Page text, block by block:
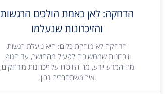
הדחקה: לאן באמת הולכים הרגשות
והזיכרונות שנעלמו
הדחקה לא מוחקת כלום: היא נועלת רגשות
וזיכרונות שממשיכים לפעול מהחושך, עד הגוף.
מה המדע יודע, מה הוויכוח על זיכרונות מודחקים,
ואיך משתחררים נכון.